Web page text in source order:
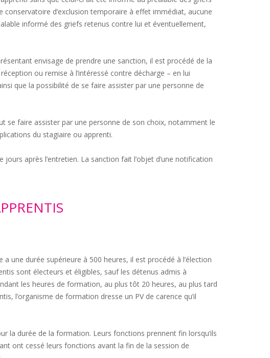
d’exclusion temporaire à effet immédiat, aucune
informé des griefs retenus contre lui et éventuellement,
envisage de prendre une sanction, il est procédé de la
ou remise à l’intéressé contre décharge – en lui
que la possibilité de se faire assister par une personne de
se faire assister par une personne de son choix, notamment le
du stagiaire ou apprenti.
après l’entretien. La sanction fait l’objet d’une notification
a une durée supérieure à 500 heures, il est procédé à l’élection
sont électeurs et éligibles, sauf les détenus admis à
les heures de formation, au plus tôt 20 heures, au plus tard
l’organisme de formation dresse un PV de carence qu’il
la durée de la formation. Leurs fonctions prennent fin lorsqu’ils
ont cessé leurs fonctions avant la fin de la session de